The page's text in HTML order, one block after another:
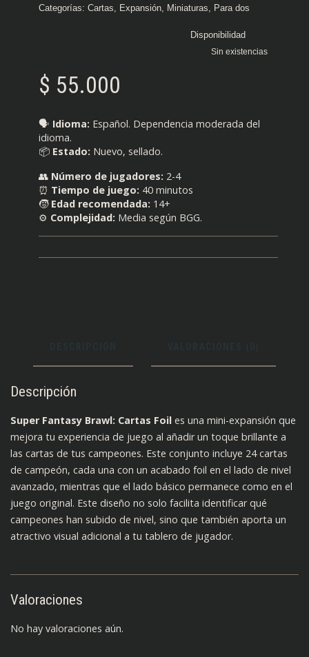
Categorías: Cartas Expansión Miniaturas Para dos
Disponibilidad
Sin existencias
$ 55.000
🗣️ Idioma: Español. Dependencia moderada del
idioma.
📦 Estado: Nuevo, sellado.
👥 Número de jugadores: 2-4
⏰ Tiempo de juego: 40 minutos
🧒 Edad recomendada: 14+
⚙️ Complejidad: Media según BGG.
Descripción
Super Fantasy Brawl: Cartas Foil es una mini-expansión que
mejora tu experiencia de juego al añadir un toque brillante a
las cartas de tus campeones. Este conjunto incluye 24 cartas
de campeón, cada una con un acabado foil en el lado de nivel
avanzado, mientras que el lado básico permanece como en el
juego original. Este diseño no solo facilita identificar qué
campeones han subido de nivel, sino que también aporta un
atractivo visual adicional a tu tablero de jugador.
Valoraciones
No hay valoraciones aún.